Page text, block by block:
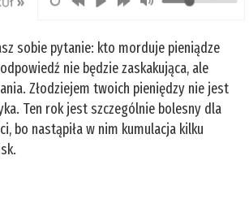
sobie pytanie: kto morduje pieniądze
nie będzie zaskakująca, ale
Złodziejem twoich pieniędzy nie jest
Ten rok jest szczególnie bolesny dla
bo nastąpiła w nim kumulacja kilku